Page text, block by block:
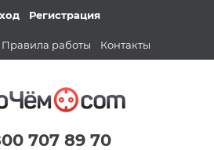
Регистрация
Правила работы Контакты
707 89 70